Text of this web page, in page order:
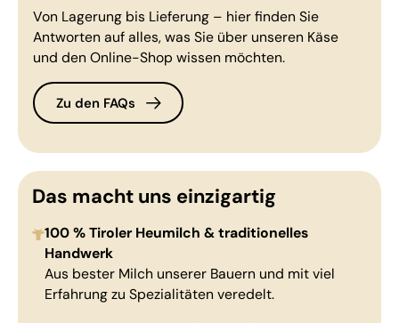
Von Lagerung bis Lieferung – hier finden Sie
Antworten auf alles, was Sie über unseren Käse
und den Online-Shop wissen möchten.
Zu den FAQs
Das macht uns einzigartig
100 % Tiroler Heumilch & traditionelles
Handwerk
Aus bester Milch unserer Bauern und mit viel
Erfahrung zu Spezialitäten veredelt.